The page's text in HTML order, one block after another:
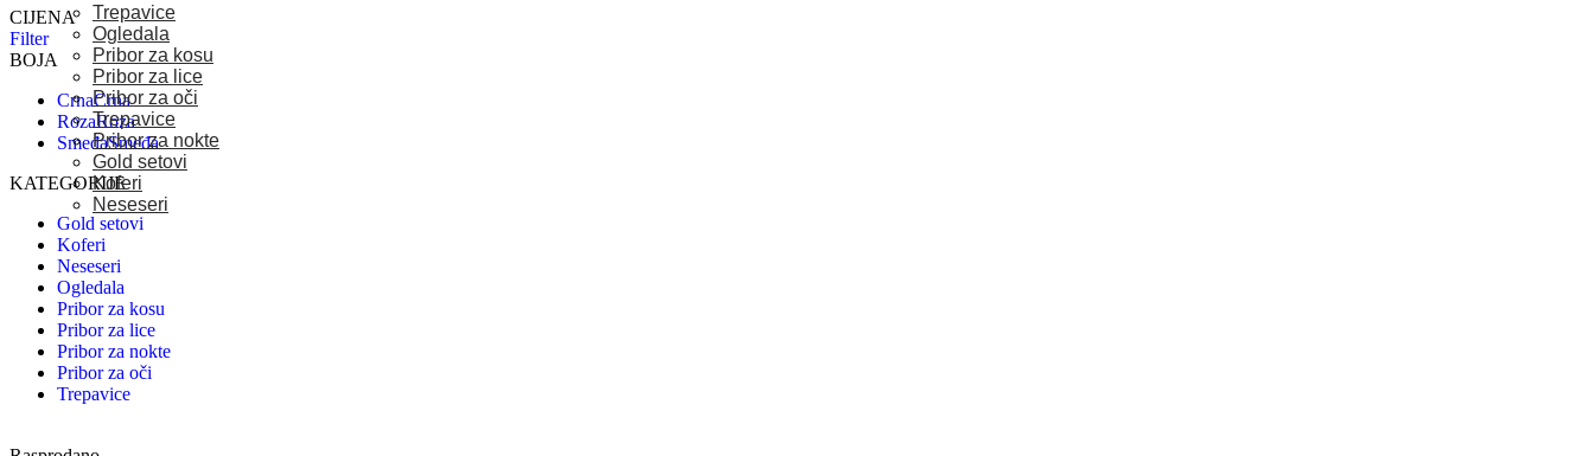
Trepavice
Ogledala
Pribor za kosu
Pribor za lice
Pribor za oči
Trepavice
Pribor za nokte
Gold setovi
Koferi
Neseseri
CIJENA
Filter
BOJA
CrnaCrna
RozaRoza
SmeđaSmeđa
KATEGORIJE
Gold setovi
Koferi
Neseseri
Ogledala
Pribor za kosu
Pribor za lice
Pribor za nokte
Pribor za oči
Trepavice